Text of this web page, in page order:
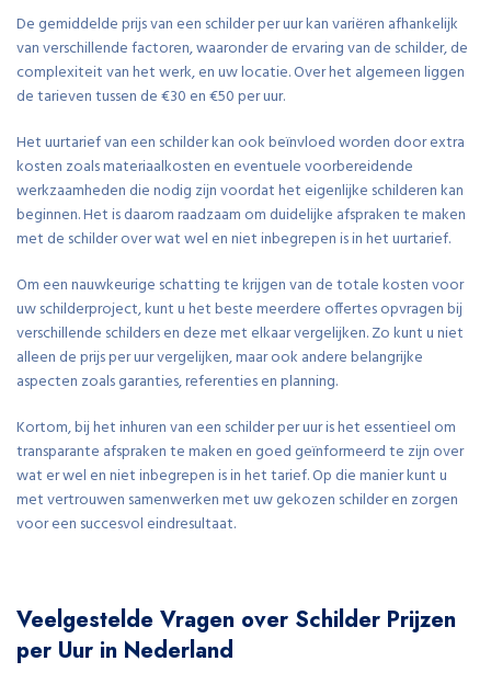
De gemiddelde prijs van een schilder per uur kan variëren afhankelijk
van verschillende factoren, waaronder de ervaring van de schilder, de
complexiteit van het werk, en uw locatie. Over het algemeen liggen
de tarieven tussen de €30 en €50 per uur.
Het uurtarief van een schilder kan ook beïnvloed worden door extra
kosten zoals materiaalkosten en eventuele voorbereidende
werkzaamheden die nodig zijn voordat het eigenlijke schilderen kan
beginnen. Het is daarom raadzaam om duidelijke afspraken te maken
met de schilder over wat wel en niet inbegrepen is in het uurtarief.
Om een nauwkeurige schatting te krijgen van de totale kosten voor
uw schilderproject, kunt u het beste meerdere offertes opvragen bij
verschillende schilders en deze met elkaar vergelijken. Zo kunt u niet
alleen de prijs per uur vergelijken, maar ook andere belangrijke
aspecten zoals garanties, referenties en planning.
Kortom, bij het inhuren van een schilder per uur is het essentieel om
transparante afspraken te maken en goed geïnformeerd te zijn over
wat er wel en niet inbegrepen is in het tarief. Op die manier kunt u
met vertrouwen samenwerken met uw gekozen schilder en zorgen
voor een succesvol eindresultaat.
Veelgestelde Vragen over Schilder Prijzen
per Uur in Nederland